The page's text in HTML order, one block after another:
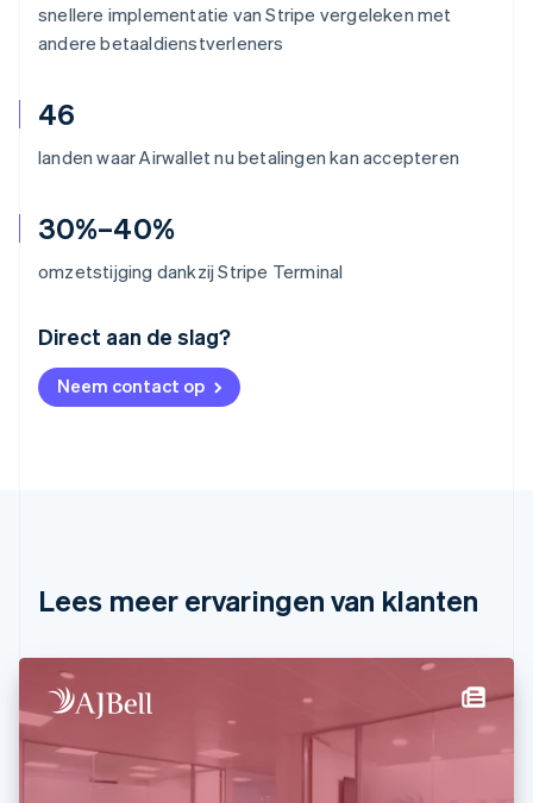
snellere implementatie van Stripe vergeleken met
andere betaaldienstverleners
46
landen waar Airwallet nu betalingen kan accepteren
30%–40%
omzetstijging dankzij Stripe Terminal
Direct aan de slag?
Neem contact op
Lees meer ervaringen van klanten
Australië
English
België
NederlandsFrançais Deutsch
Denemarken
Duitsland
Deutsch
Estland
Finland
English Svenska